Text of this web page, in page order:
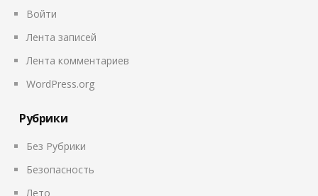
Войти
Лента записей
Лента комментариев
WordPress.org
Рубрики
Без Рубрики
Безопасность
Лето